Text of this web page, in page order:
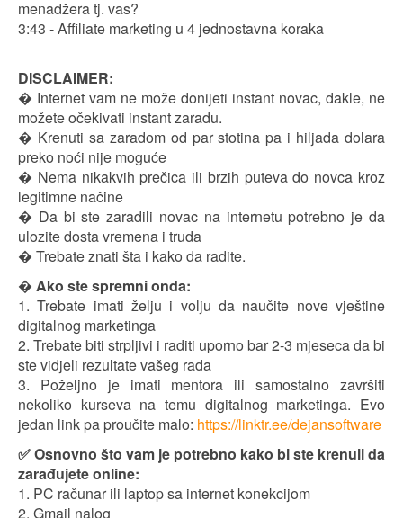
menadžera tj. vas?
3:43 - Affiliate marketing u 4 jednostavna koraka
DISCLAIMER:
� Internet vam ne može donijeti instant novac, dakle, ne
možete očekivati instant zaradu.
� Krenuti sa zaradom od par stotina pa i hiljada dolara
preko noći nije moguće
� Nema nikakvih prečica ili brzih puteva do novca kroz
legitimne načine
� Da bi ste zaradili novac na internetu potrebno je da
ulozite dosta vremena i truda
� Trebate znati šta i kako da radite.
� Ako ste spremni onda:
1. Trebate imati želju i volju da naučite nove vještine
digitalnog marketinga
2. Trebate biti strpljivi i raditi uporno bar 2-3 mjeseca da bi
ste vidjeli rezultate vašeg rada
3. Poželjno je imati mentora ili samostalno završiti
nekoliko kurseva na temu digitalnog marketinga. Evo
jedan link pa proučite malo: https://linktr.ee/dejansoftware
✅ Osnovno što vam je potrebno kako bi ste krenuli da
zarađujete online:
1. PC računar ili laptop sa internet konekcijom
2. Gmail nalog